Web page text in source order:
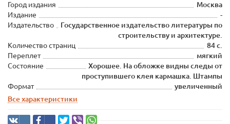
Город издания
Москва
Издание
-
Издательство
Государственное издательство литературы по
строительству и архитектуре.
Количество страниц
84 с.
Переплет
мягкий
Состояние
Хорошее. На обложке видны следы от
проступившего клея кармашка. Штампы
Формат
увеличенный
Все характеристики